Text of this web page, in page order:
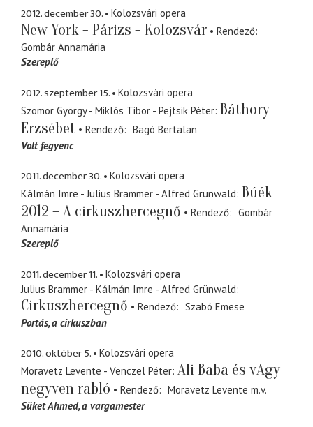
2012. december 30. Kolozsvári opera
New York - Párizs - Kolozsvár
Rendező
Gombár Annamária
Szereplő
2012. szeptember 15.
Kolozsvári opera
Szomor György - Miklós Tibor - Pejtsik Péter Báthory
Erzsébet
Rendező
Bagó Bertalan
Volt fegyenc
2011. december 30.
Kolozsvári opera
Kálmán Imre - Julius Brammer - Alfred Grünwald Búék
2012 – A cirkuszhercegnő
Rendező
Gombár
Annamária
Szereplő
2011. december 11.
Kolozsvári opera
Julius Brammer - Kálmán Imre - Alfred Grünwald
Cirkuszhercegnő Rendező
Szabó Emese
Portás a cirkuszban
2010. október 5.
Kolozsvári opera
Moravetz Levente - Venczel Péter Ali Baba és vAgy
negyven rabló
Rendező Moravetz Levente m.v.
Süket Ahmed a vargamester